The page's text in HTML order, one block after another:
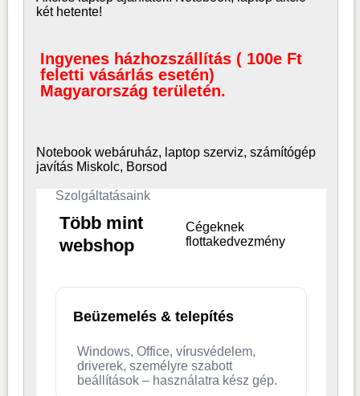
két hetente!
Ingyenes házhozszállítás ( 100e Ft
feletti vásárlás esetén)
Magyarország területén.
Notebook webáruház, laptop szerviz, számítógép
javítás Miskolc, Borsod
Szolgáltatásaink
Több mint
webshop
Cégeknek
flottakedvezmény
Beüzemelés & telepítés
Windows, Office, vírusvédelem,
driverek, személyre szabott
beállítások – használatra kész gép.